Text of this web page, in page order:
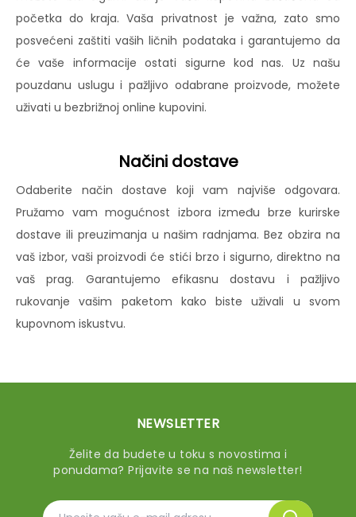
početka do kraja. Vaša privatnost je važna, zato smo
posvećeni zaštiti vaših ličnih podataka i garantujemo da
će vaše informacije ostati sigurne kod nas. Uz našu
pouzdanu uslugu i pažljivo odabrane proizvode, možete
uživati u bezbrižnoj online kupovini.
Načini dostave
Odaberite način dostave koji vam najviše odgovara.
Pružamo vam mogućnost izbora između brze kurirske
dostave ili preuzimanja u našim radnjama. Bez obzira na
vaš izbor, vaši proizvodi će stići brzo i sigurno, direktno na
vaš prag. Garantujemo efikasnu dostavu i pažljivo
rukovanje vašim paketom kako biste uživali u svom
kupovnom iskustvu.
NEWSLETTER
Želite da budete u toku s novostima i
ponudama? Prijavite se na naš newsletter!